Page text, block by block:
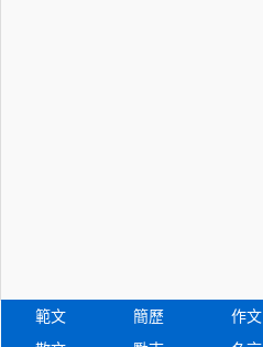
範文 簡歷 作文